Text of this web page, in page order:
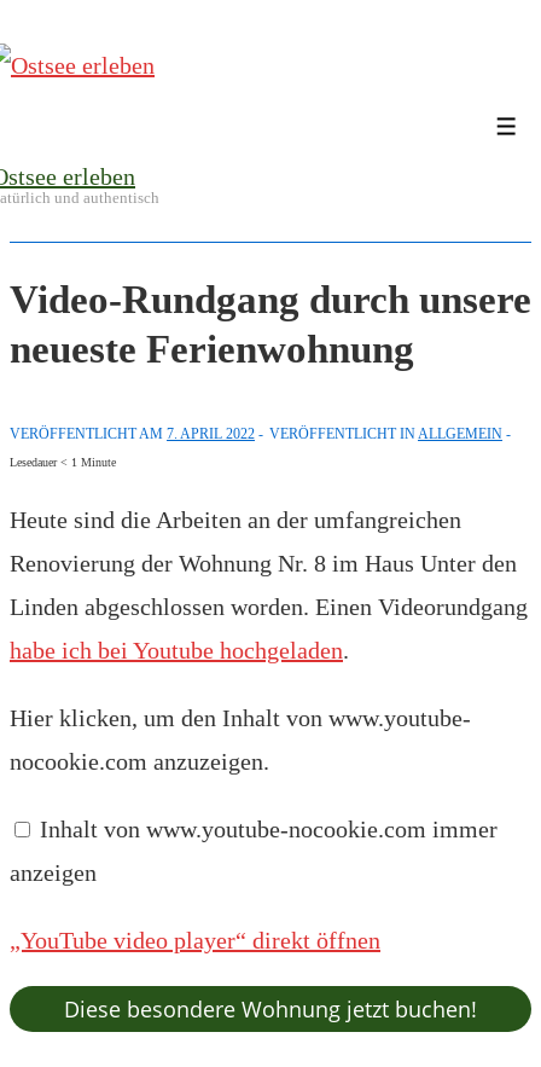
Zum
erleben
und authentisch
Video-Rundgang durch unsere
neueste Ferienwohnung
VERÖFFENTLICHT AM 7. APRIL 2022 VERÖFFENTLICHT IN ALLGEMEIN
Lesedauer < 1 Minute
Heute sind die Arbeiten an der umfangreichen
Renovierung der Wohnung Nr. 8 im Haus Unter den
Linden abgeschlossen worden. Einen Videorundgang
habe ich bei Youtube hochgeladen.
„YouTube
video
player“
von
nocookie.com
Hier klicken, um den Inhalt von www.youtube-
nocookie.com anzuzeigen.
Inhalt von www.youtube-nocookie.com immer
anzeigen
„YouTube video player“ direkt öffnen
Diese besondere Wohnung jetzt buchen!